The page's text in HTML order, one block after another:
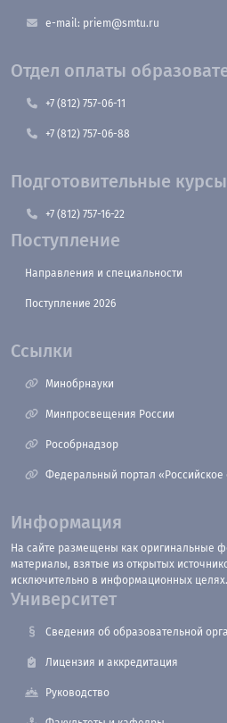
e-mail: priem@smtu.ru
Отдел оплаты
+7 (812) 757-06-11
+7 (812) 757-06-88
Подготовительные курсы
+7 (812) 757-16-22
Поступление
Направления и специальности
Поступление 2026
Ссылки
Минобрнауки
Минпросвещения России
Рособрнадзор
Федеральный портал «Российское
Информация
На сайте размещены как оригинальные
материалы, взятые из открытых
исключительно в информационных целях.
Университет
Сведения об образовательной
Лицензия и аккредитация
Руководство